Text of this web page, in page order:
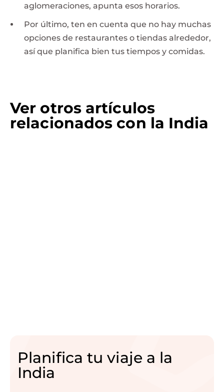
aglomeraciones, apunta esos horarios.
Por último, ten en cuenta que no hay muchas
opciones de restaurantes o tiendas alrededor,
así que planifica bien tus tiempos y comidas.
Ver otros artículos
relacionados con la India
Planifica tu viaje a la
India